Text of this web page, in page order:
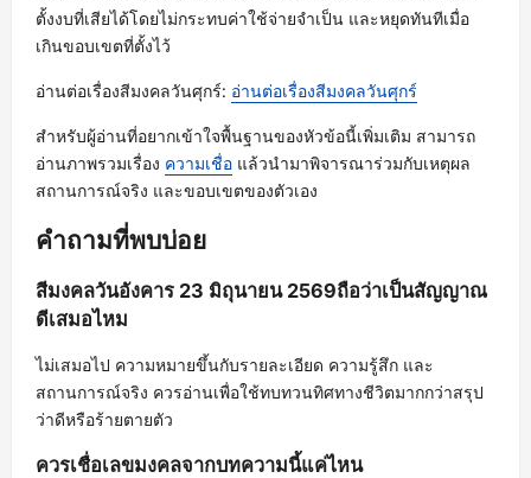
ตั้งงบที่เสียได้โดยไม่กระทบค่าใช้จ่ายจำเป็น และหยุดทันทีเมื่อ
เกินขอบเขตที่ตั้งไว้
อ่านต่อเรื่องสีมงคลวันศุกร์: อ่านต่อเรื่องสีมงคลวันศุกร์
สำหรับผู้อ่านที่อยากเข้าใจพื้นฐานของหัวข้อนี้เพิ่มเติม สามารถ
อ่านภาพรวมเรื่อง ความเชื่อ แล้วนำมาพิจารณาร่วมกับเหตุผล
สถานการณ์จริง และขอบเขตของตัวเอง
คำถามที่พบบ่อย
สีมงคลวันอังคาร 23 มิถุนายน 2569ถือว่าเป็นสัญญาณ
ดีเสมอไหม
ไม่เสมอไป ความหมายขึ้นกับรายละเอียด ความรู้สึก และ
สถานการณ์จริง ควรอ่านเพื่อใช้ทบทวนทิศทางชีวิตมากกว่าสรุป
ว่าดีหรือร้ายตายตัว
ควรเชื่อเลขมงคลจากบทความนี้แค่ไหน